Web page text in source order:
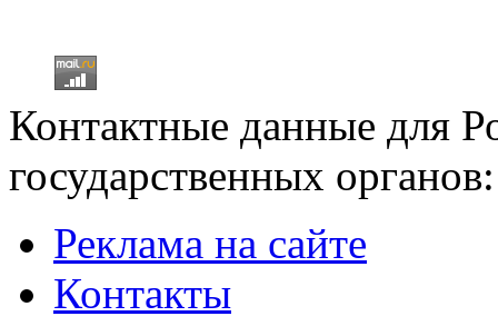
Контактные данные для
государственных
Реклама на сайте
Контакты